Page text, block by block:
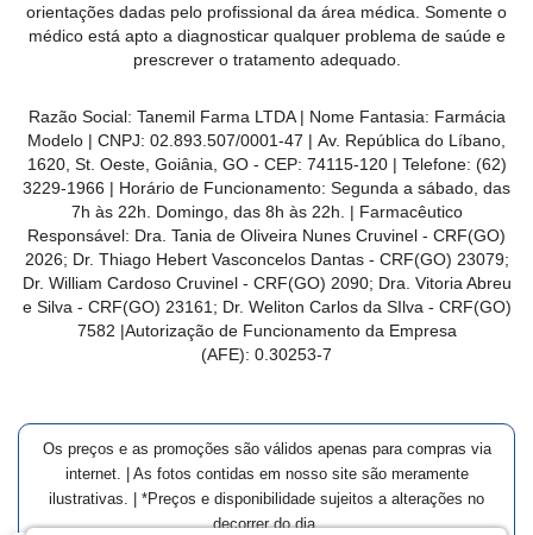
orientações dadas pelo profissional da área médica. Somente o
médico está apto a diagnosticar qualquer problema de saúde e
prescrever o tratamento adequado.
Razão Social: Tanemil Farma LTDA | Nome Fantasia: Farmácia
Modelo | CNPJ: 02.893.507/0001-47 | Av. República do Líbano,
1620, St. Oeste, Goiânia, GO - CEP: 74115-120 | Telefone: (62)
3229-1966 | Horário de Funcionamento: Segunda a sábado, das
7h às 22h. Domingo, das 8h às 22h. | Farmacêutico
Responsável: Dra. Tania de Oliveira Nunes Cruvinel - CRF(GO)
2026; Dr. Thiago Hebert Vasconcelos Dantas - CRF(GO) 23079;
Dr. William Cardoso Cruvinel - CRF(GO) 2090; Dra. Vitoria Abreu
e Silva - CRF(GO) 23161; Dr. Weliton Carlos da SIlva - CRF(GO)
7582 |Autorização de Funcionamento da Empresa
(AFE): 0.30253-7
Os preços e as promoções são válidos apenas para compras via
internet. | As fotos contidas em nosso site são meramente
ilustrativas. | *Preços e disponibilidade sujeitos a alterações no
decorrer do dia.